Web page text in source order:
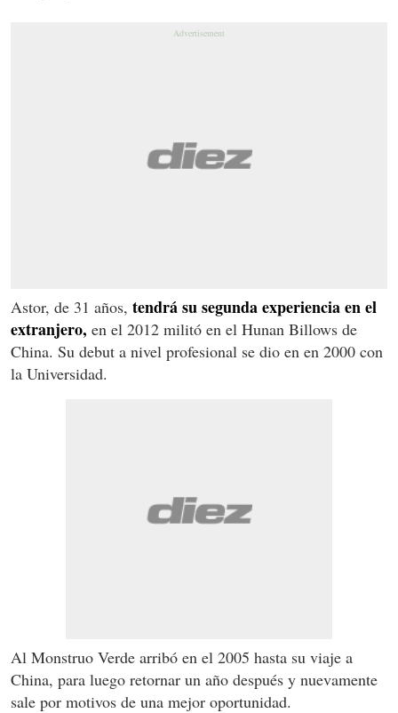
Astor, de 31 años, tendrá su segunda experiencia en el
extranjero, en el 2012 militó en el Hunan Billows de
China. Su debut a nivel profesional se dio en en 2000 con
la Universidad.
Al Monstruo Verde arribó en el 2005 hasta su viaje a
China, para luego retornar un año después y nuevamente
sale por motivos de una mejor oportunidad.